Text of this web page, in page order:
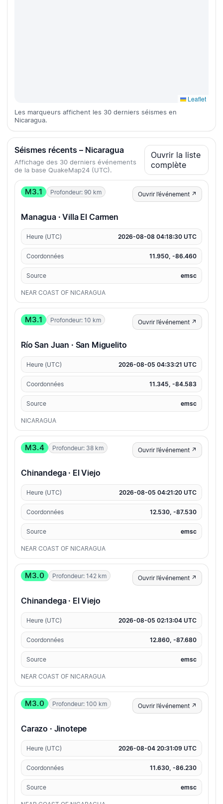
Leaflet
Les marqueurs affichent les 30 derniers séismes en
Nicaragua.
Séismes récents – Nicaragua
Affichage des 30 derniers événements
de la base QuakeMap24 (UTC).
Ouvrir la liste
complète
M3.1 Profondeur: 90 km Ouvrir l’événement ↗
Managua · Villa El Carmen
Heure (UTC) 2026-08-08 04:18:30 UTC
Coordonnées 11.950, -86.460
Source emsc
NEAR COAST OF NICARAGUA
M3.1 Profondeur: 10 km Ouvrir l’événement ↗
Río San Juan · San Miguelito
Heure (UTC) 2026-08-05 04:33:21 UTC
Coordonnées 11.345, -84.583
Source emsc
NICARAGUA
M3.4 Profondeur: 38 km Ouvrir l’événement ↗
Chinandega · El Viejo
Heure (UTC) 2026-08-05 04:21:20 UTC
Coordonnées 12.530, -87.530
Source emsc
NEAR COAST OF NICARAGUA
M3.0 Profondeur: 142 km Ouvrir l’événement ↗
Chinandega · El Viejo
Heure (UTC) 2026-08-05 02:13:04 UTC
Coordonnées 12.860, -87.680
Source emsc
NEAR COAST OF NICARAGUA
M3.0 Profondeur: 100 km Ouvrir l’événement ↗
Carazo · Jinotepe
Heure (UTC) 2026-08-04 20:31:09 UTC
Coordonnées 11.630, -86.230
Source emsc